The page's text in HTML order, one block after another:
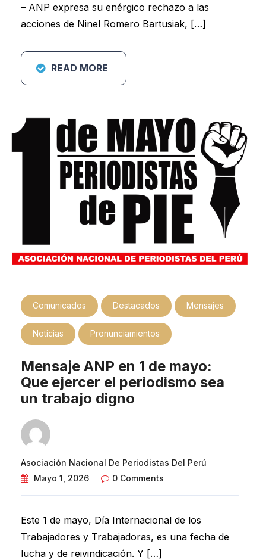
– ANP expresa su enérgico rechazo a las
acciones de Ninel Romero Bartusiak, […]
READ MORE
Comunicados Destacados Mensajes
Noticias Pronunciamientos
Mensaje ANP en 1 de mayo:
Que ejercer el periodismo sea
un trabajo digno
Asociación Nacional De Periodistas Del Perú
Mayo 1, 2026
0 Comments
Este 1 de mayo, Día Internacional de los
Trabajadores y Trabajadoras, es una fecha de
lucha y de reivindicación. Y […]